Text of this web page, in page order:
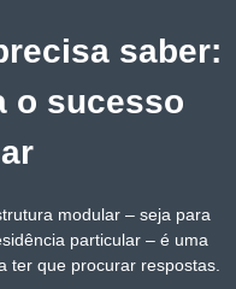
saber:
o sucesso
modular – seja para
particular – é uma
ter que procurar respostas.